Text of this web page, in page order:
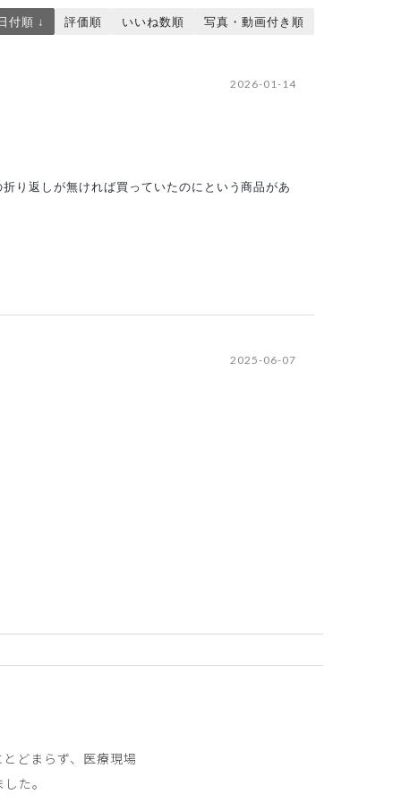
付順 ↓ 評価順 いいね数順 写真・動画付き順
2026-01-14
り返しが無ければ買っていたのにという商品があ
2025-06-07
どまらず、医療現場
た。